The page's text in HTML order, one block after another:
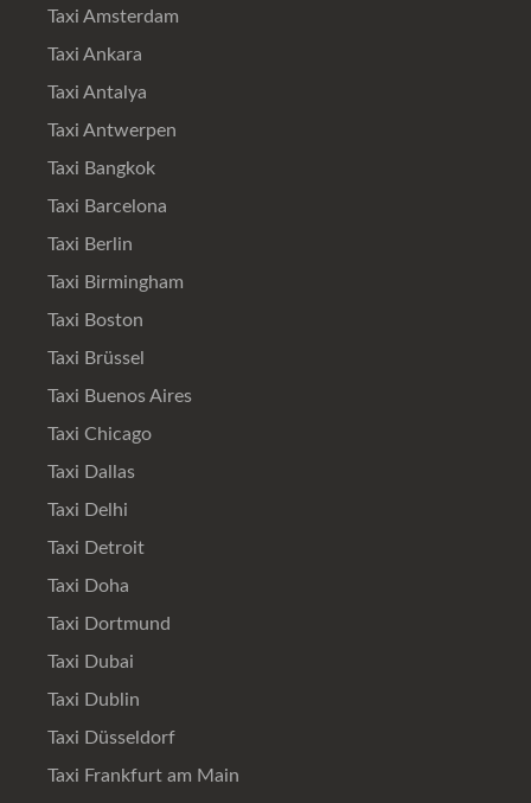
Taxi Amsterdam
Taxi Ankara
Taxi Antalya
Taxi Antwerpen
Taxi Bangkok
Taxi Barcelona
Taxi Berlin
Taxi Birmingham
Taxi Boston
Taxi Brüssel
Taxi Buenos Aires
Taxi Chicago
Taxi Dallas
Taxi Delhi
Taxi Detroit
Taxi Doha
Taxi Dortmund
Taxi Dubai
Taxi Dublin
Taxi Düsseldorf
Taxi Frankfurt am Main